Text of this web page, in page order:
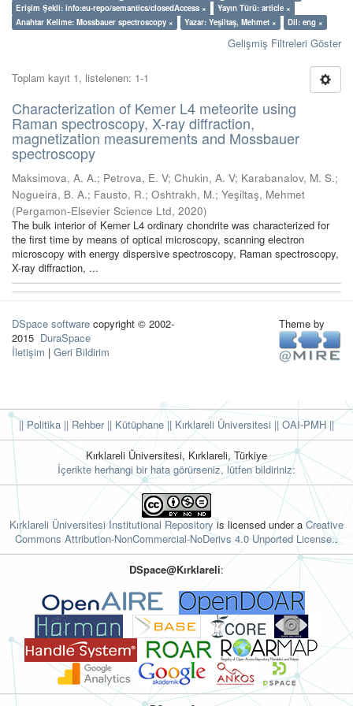
Erişim Şekli: info:eu-repo/semantics/closedAccess ×
Yayın Türü: article ×
Anahtar Kelime: Mossbauer spectroscopy ×
Yazar: Yeşiltaş, Mehmet × Dil: eng ×
Gelişmiş Filtreleri Göster
Toplam kayıt 1, listelenen: 1-1
Characterization of Kemer L4 meteorite using
Raman spectroscopy, X-ray diffraction,
magnetization measurements and Mossbauer
spectroscopy
Maksimova, A. A.; Petrova, E. V; Chukin, A. V; Karabanalov, M. S.;
Nogueira, B. A.; Fausto, R.; Oshtrakh, M.; Yeşiltaş, Mehmet
(Pergamon-Elsevier Science Ltd, 2020)
The bulk interior of Kemer L4 ordinary chondrite was characterized for
the first time by means of optical microscopy, scanning electron
microscopy with energy dispersive spectroscopy, Raman spectroscopy,
X-ray diffraction, ...
DSpace software copyright © 2002-
2015 DuraSpace
İletişim | Geri Bildirim
Theme by
|| Politika || Rehber|| Kütüphane || Kırklareli Üniversitesi || OAI-PMH ||
Kırklareli Üniversitesi, Kırklareli, Türkiye
İçerikte herhangi bir hata görürseniz, lütfen bildiriniz:
Kırklareli Üniversitesi Institutional Repositoryis licensed under a Creative
Commons Attribution-NonCommercial-NoDerivs 4.0 Unported License..
DSpace@Kırklareli: